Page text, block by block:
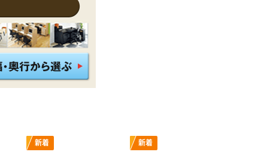
新着 新着